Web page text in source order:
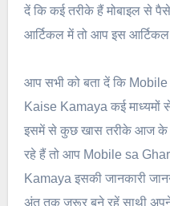
दें कि कई तरीके हैं मोबाइल से
आर्टिकल में तो आप इस
आप सभी को बता दें कि
Kaise Kamaya कई
इसमें से कुछ खास तरीके आज के
रहे हैं तो आप Mobile sa
Kamaya इसकी जानकारी
अंत तक जरूर बने रहें साथी